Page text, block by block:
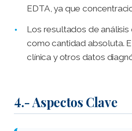
EDTA, ya que
Los resultados de
como cantidad absoluta.
clínica y otros datos
4.- Aspectos Clave